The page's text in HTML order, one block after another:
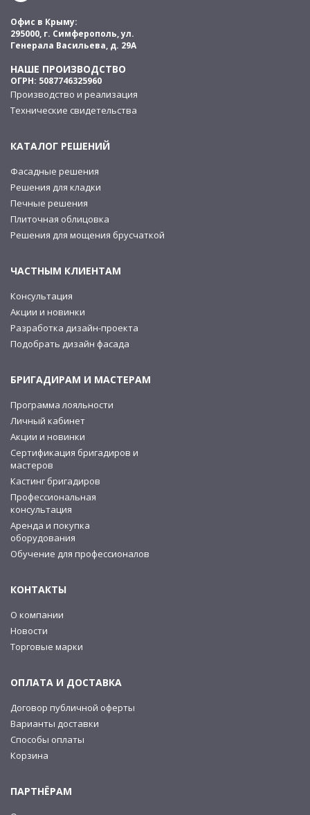
Офис в Крыму:
295000, г. Симферополь, ул.
Генерала Васильева, д. 29А
ОГРН: 5087746325960
НАШЕ ПРОИЗВОДСТВО
Производство и реализация
Технические свидетельства
КАТАЛОГ РЕШЕНИЙ
Фасадные решения
Решения для кладки
Печные решения
Плиточная облицовка
Решения для мощения брусчаткой
ЧАСТНЫМ КЛИЕНТАМ
Консультация
Акции и новинки
Разработка дизайн-проекта
Подобрать дизайн фасада
БРИГАДИРАМ И МАСТЕРАМ
Программа лояльности
Личный кабинет
Акции и новинки
Сертификация бригадиров и
мастеров
Кастинг бригадиров
Профессиональная
консультация
Аренда и покупка
оборудования
Обучение для профессионалов
КОНТАКТЫ
О компании
Новости
Торговые марки
ОПЛАТА И ДОСТАВКА
Договор публичной оферты
Варианты доставки
Способы оплаты
Корзина
ПАРТНЁРАМ